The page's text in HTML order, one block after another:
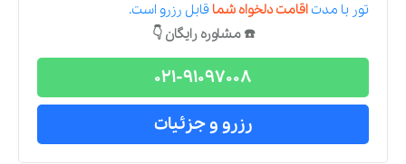
تور با مدتاقامت دلخواه شما قابل رزرو است.
☎️ مشاوره رایگان 👇
021-91097008
رزرو و جزئیات